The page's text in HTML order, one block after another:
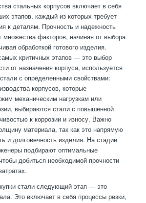
стальных корпусов включает в себя
этапов, каждый из которых требует
к деталям. Прочность и надежность
множества факторов, начиная от выбора
обработкой готового изделия.
критичных этапов — это выбор
от назначения корпуса, используется
с определенными свойствами:
корпусов, которые
механическим нагрузкам или
выбираются стали с повышенной
к коррозии и износу. Важно
материала, так как это напрямую
и долговечность изделия. На стадии
подбирают оптимальные
добиться необходимой прочности
стали следующий этап — это
Это включает в себя процессы резки,